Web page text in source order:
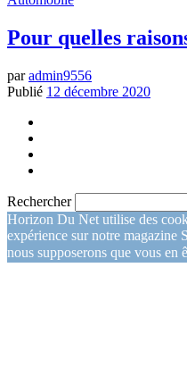
Pour quelles
paradmin9556
Publié 12 décembre 2020
Rechercher
Horizon Du Net utilise des
expérience sur notre magazine
nous supposerons que vous en